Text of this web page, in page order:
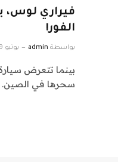
الفور!
بواسطة admin يونيو 29, 2026
بينما تتعرض
سحرها في الصين.